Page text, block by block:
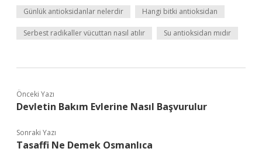
Günlük antioksidanlar nelerdir Hangi bitki antioksidan
Serbest radikaller vücuttan nasıl atılır Su antioksidan mıdır
Önceki Yazı
Devletin Bakım Evlerine Nasıl Başvurulur
Sonraki Yazı
Tasaffi Ne Demek Osmanlıca